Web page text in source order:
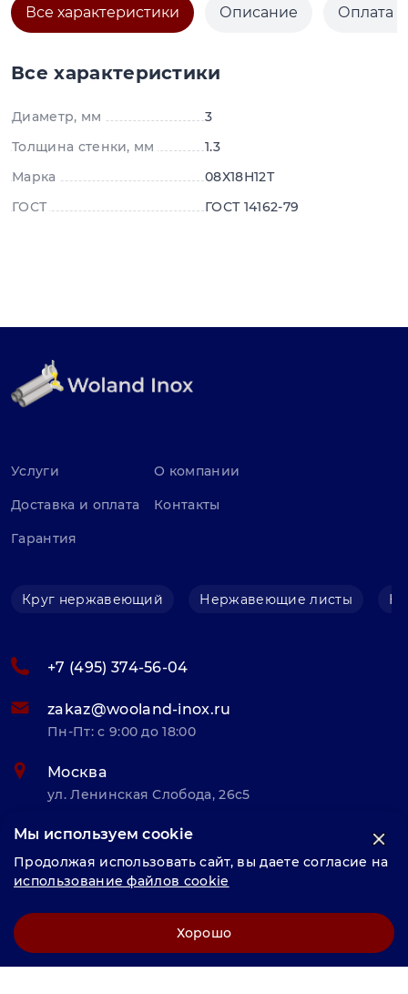
Все характеристики Описание Оплата
Все характеристики
Диаметр, мм
3
Толщина стенки, мм
1.3
Марка
08Х18Н12Т
ГОСТ
ГОСТ 14162-79
Услуги
Доставка и оплата
Гарантия
О компании
Контакты
Круг нержавеющий Нержавеющие листы
+7 (495) 374-56-04
zakaz@wooland-inox.ru
Пн-Пт: с 9:00 до 18:00
Москва
ул. Ленинская Слобода, 26с5
© «Велунд нержавейка» 2025, Разработка и комплексное
продвижение " LCAgency"
Мы используем cookie
Продолжая использовать сайт, вы даете согласие на
использование файлов cookie
Хорошо